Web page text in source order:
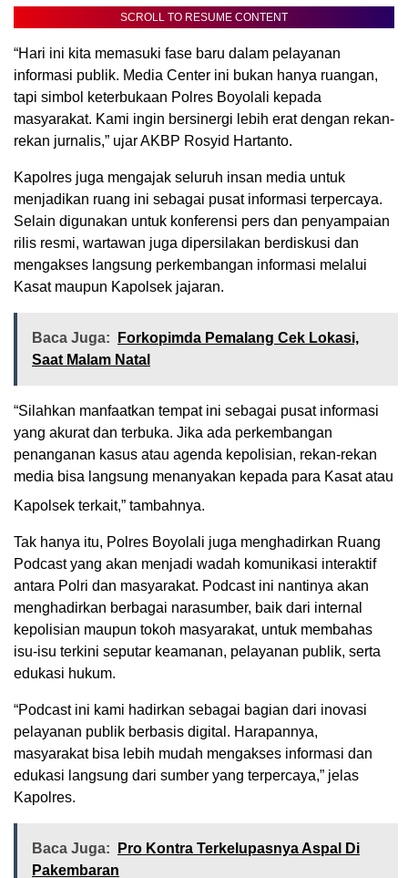
SCROLL TO RESUME CONTENT
“Hari ini kita memasuki fase baru dalam pelayanan
informasi publik. Media Center ini bukan hanya ruangan,
tapi simbol keterbukaan Polres Boyolali kepada
masyarakat. Kami ingin bersinergi lebih erat dengan rekan-
rekan jurnalis,” ujar AKBP Rosyid Hartanto.
Kapolres juga mengajak seluruh insan media untuk
menjadikan ruang ini sebagai pusat informasi terpercaya.
Selain digunakan untuk konferensi pers dan penyampaian
rilis resmi, wartawan juga dipersilakan berdiskusi dan
mengakses langsung perkembangan informasi melalui
Kasat maupun Kapolsek jajaran.
Baca Juga:
Forkopimda Pemalang Cek Lokasi,
Saat Malam Natal
“Silahkan manfaatkan tempat ini sebagai pusat informasi
yang akurat dan terbuka. Jika ada perkembangan
penanganan kasus atau agenda kepolisian, rekan-rekan
media bisa langsung menanyakan kepada para Kasat atau
Kapolsek terkait,” tambahnya.
Tak hanya itu, Polres Boyolali juga menghadirkan Ruang
Podcast yang akan menjadi wadah komunikasi interaktif
antara Polri dan masyarakat. Podcast ini nantinya akan
menghadirkan berbagai narasumber, baik dari internal
kepolisian maupun tokoh masyarakat, untuk membahas
isu-isu terkini seputar keamanan, pelayanan publik, serta
edukasi hukum.
“Podcast ini kami hadirkan sebagai bagian dari inovasi
pelayanan publik berbasis digital. Harapannya,
masyarakat bisa lebih mudah mengakses informasi dan
edukasi langsung dari sumber yang terpercaya,” jelas
Kapolres.
Baca Juga:
Pro Kontra Terkelupasnya Aspal Di
Pakembaran